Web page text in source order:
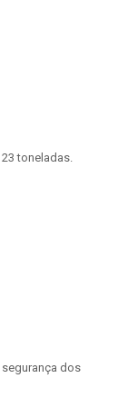
toneladas.
segurança dos